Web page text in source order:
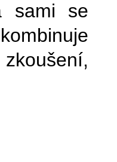
sami se